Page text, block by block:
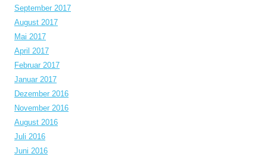
September 2017
August 2017
Mai 2017
April 2017
Februar 2017
Januar 2017
Dezember 2016
November 2016
August 2016
Juli 2016
Juni 2016